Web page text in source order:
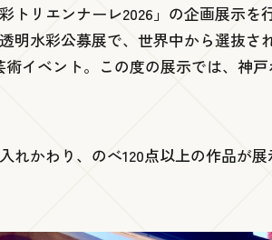
トリエンナーレ2026」の企画展示を
明水彩公募展で、世界中から選抜さ
術イベント。この度の展示では、神
れかわり、のべ120点以上の作品が展